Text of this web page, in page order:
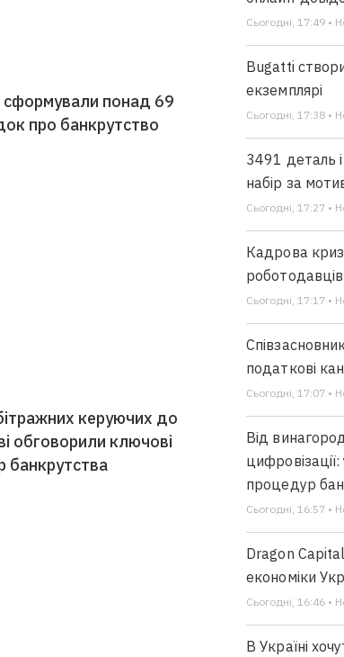
сформували понад 69
про банкрутство
керуючих до
обговорили ключові
банкрутства
Сьогодні, 17:49 •
Bugatti
екземплярі
Сьогодні, 17:38 •
3491 деталь
набір за
Сьогодні, 17:27 •
Кадрова
Сьогодні, 17:17 •
податкові
Сьогодні, 17:07 •
Від
процедур
Сьогодні, 16:57 •
Dragon
економіки
Сьогодні, 16:46 •
В Україні